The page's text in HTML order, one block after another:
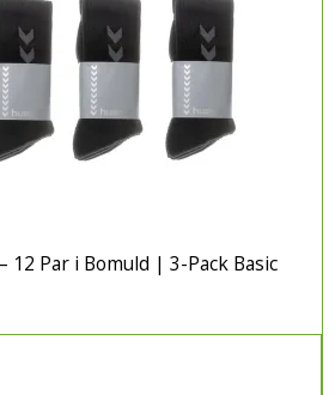
12 Par i Bomuld | 3-Pack Basic